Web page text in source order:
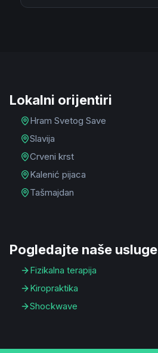
Lokalni orijentiri
Hram Svetog Save
Slavija
Crveni krst
Kalenić pijaca
Tašmajdan
Pogledajte naše usluge
Fizikalna terapija
Kiropraktika
Shockwave